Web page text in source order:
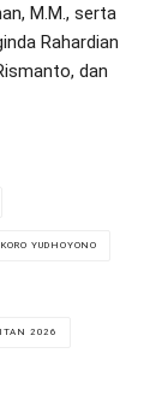
M.M., serta
Rahardian
dan
YUDHOYONO
2026